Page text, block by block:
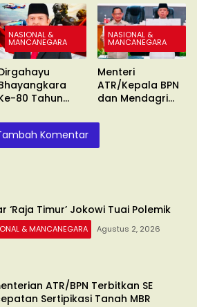
Tanah
NASIONAL &
MANCANEGARA
80 Tahun
NASIONAL &
MANCANEGARA
Menteri
ATR/Kepala BPN
dan Mendagri
Komentar
‘Raja Timur’ Jokowi Tuai Polemik
& MANCANEGARA Agustus 2, 2026
ATR/BPN Terbitkan SE
Sertipikasi Tanah MBR